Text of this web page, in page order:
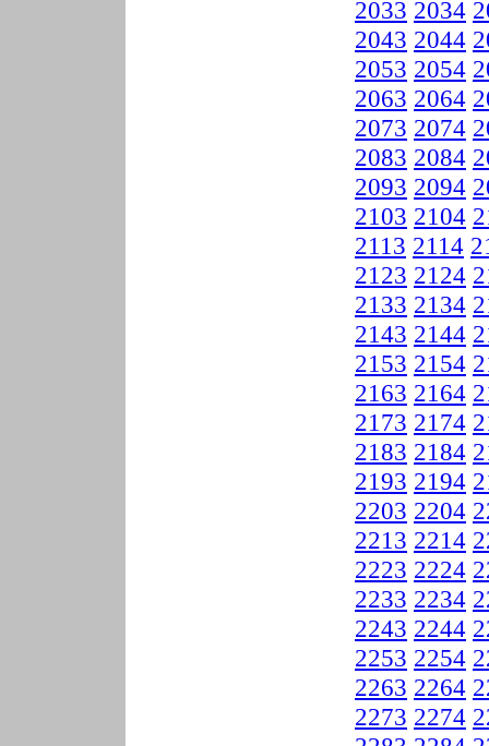
2033 2034
2043 2044
2053 2054
2063 2064
2073 2074
2083 2084
2093 2094
2103 2104
2113 2114
2123 2124
2133 2134
2143 2144
2153 2154
2163 2164
2173 2174
2183 2184
2193 2194
2203 2204
2213 2214
2223 2224
2233 2234
2243 2244
2253 2254
2263 2264
2273 2274